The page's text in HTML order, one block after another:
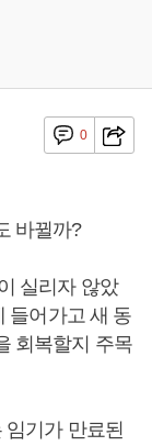
0
바뀔까?
실리자 않았
들어가고 새 동
회복할지 주목
임기가 만료된